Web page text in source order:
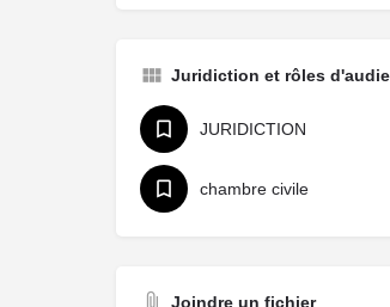
Juridiction et rôles
JURIDICTION
chambre civile
Joindre un fichier